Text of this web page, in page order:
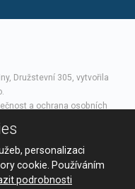
Družstevní 305, vytvořila
a ochrana osobních
personalizaci
cookie. Používáním
podrobnosti